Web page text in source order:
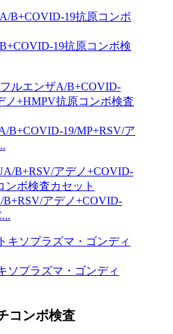
B+COVID-19抗原コンボ検
A/B+COVID-19/MP+RSV/ア
B+RSV/アデノ+COVID-
ソプラズマ・ゴンディ
コンボ検査